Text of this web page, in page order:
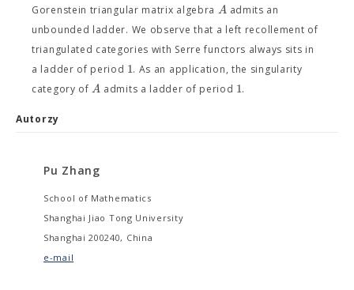
Gorenstein triangular matrix algebra Aadmits an
unbounded ladder. We observe that a left recollement of
triangulated categories with Serre functors always sits in
a ladder of period 1. As an application, the singularity
category ofA admits a ladder of period 1.
Autorzy
Pu Zhang
School of Mathematics
Shanghai Jiao Tong University
Shanghai 200240, China
e-mail